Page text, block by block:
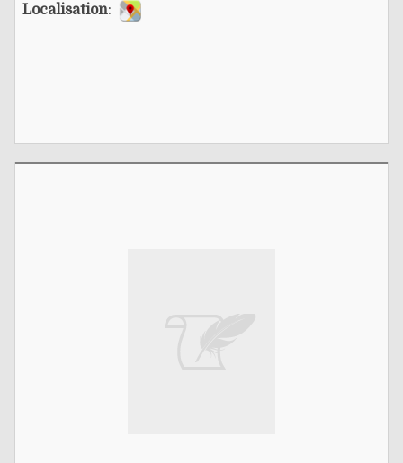
Localisation: